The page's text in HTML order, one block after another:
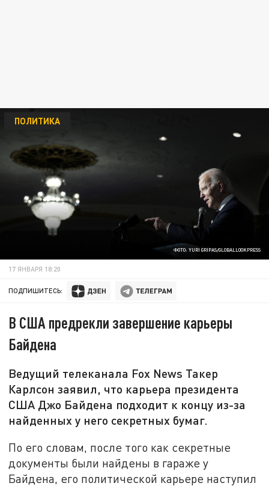
ФОТО: YURI GRIPAS/GLOBALLOOKPRESS
ПОЛИТИКА
17 ЯНВАРЯ 18:20
ПОДПИШИТЕСЬ:
В США предрекли завершение карьеры
Байдена
Ведущий телеканала Fox News Такер
Карлсон заявил, что карьера президента
США Джо Байдена подходит к концу из-за
найденных у него секретных бумаг.
По его словам, после того как секретные
документы были найдены в гараже у
Байдена, его политической карьере наступил